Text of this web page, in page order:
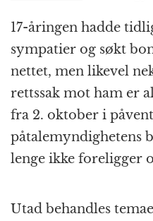
17-åringen hadde
sympatier og søkt
nettet, men likevel
rettssak mot ham er
fra 2. oktober i
påtalemyndighetens
lenge ikke foreligger
Utad behandles